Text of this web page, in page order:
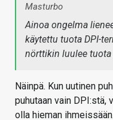
Masturbo
Ainoa ongelma
käytettu tuota DPI-
nörttikin luulee
Näinpä. Kun uutinen
puhutaan vain DPI:stä,
olla hieman